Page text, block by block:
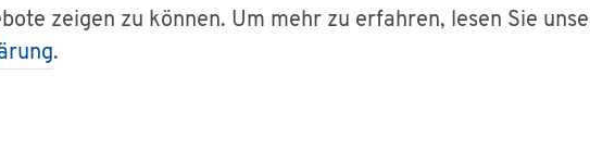
zeigen zu können. Um mehr zu erfahren, lesen Sie
. - An­er­ken­nung be­an­tra­gen